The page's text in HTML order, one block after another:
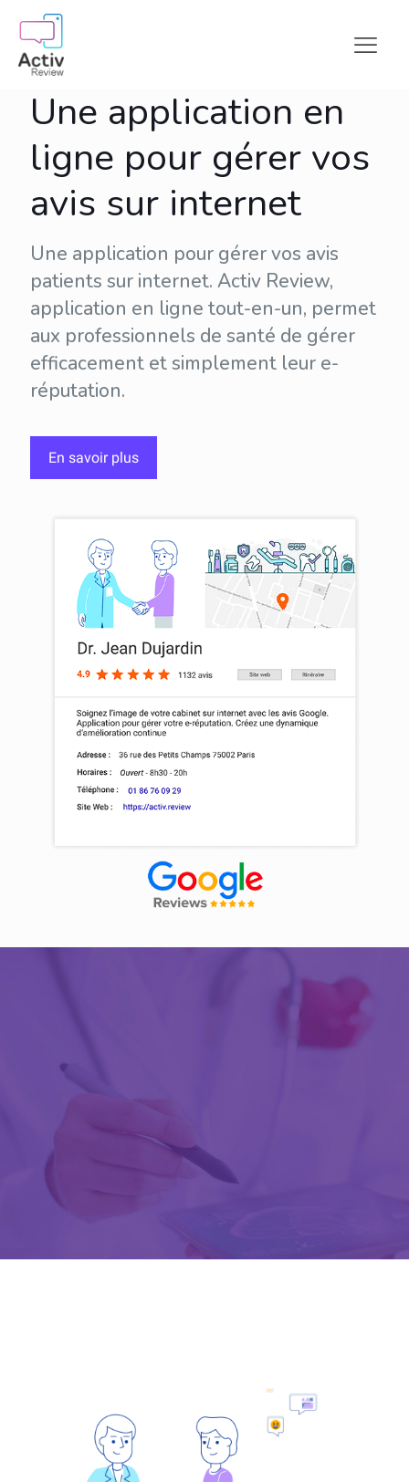
Une application en
ligne pour gérer vos
avis sur internet
Une application pour gérer vos avis
patients sur internet. Activ Review,
application en ligne tout-en-un, permet
aux professionnels de santé de gérer
efficacement et simplement leur e-
réputation.
En savoir plus